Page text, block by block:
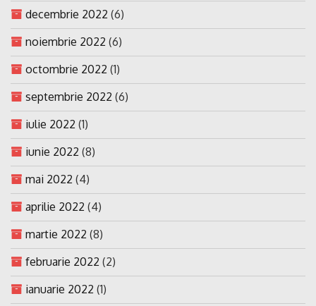
decembrie 2022 (6)
noiembrie 2022 (6)
octombrie 2022 (1)
septembrie 2022 (6)
iulie 2022 (1)
iunie 2022 (8)
mai 2022 (4)
aprilie 2022 (4)
martie 2022 (8)
februarie 2022 (2)
ianuarie 2022 (1)